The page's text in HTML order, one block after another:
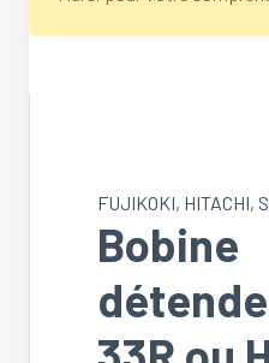
FUJIKOKI, HITACHI,
Bobine